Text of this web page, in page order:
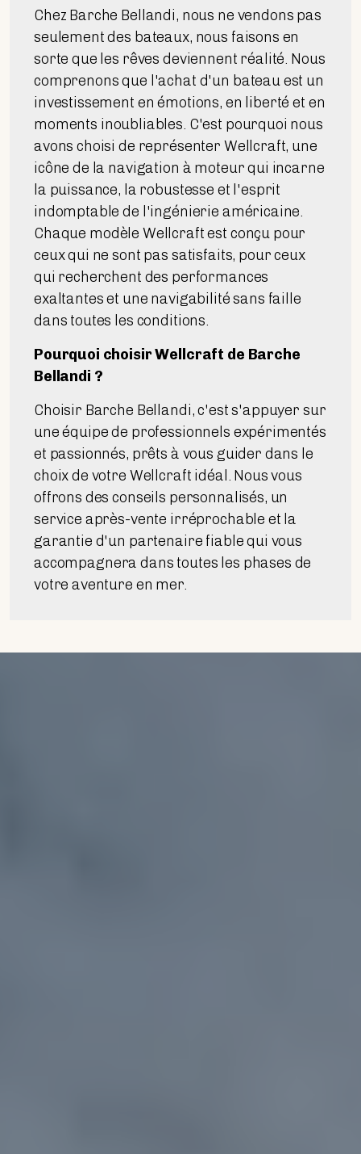
Chez Barche Bellandi, nous ne vendons pas
seulement des bateaux, nous faisons en
sorte que les rêves deviennent réalité. Nous
comprenons que l'achat d'un bateau est un
investissement en émotions, en liberté et en
moments inoubliables. C'est pourquoi nous
avons choisi de représenter Wellcraft, une
icône de la navigation à moteur qui incarne
la puissance, la robustesse et l'esprit
indomptable de l'ingénierie américaine.
Chaque modèle Wellcraft est conçu pour
ceux qui ne sont pas satisfaits, pour ceux
qui recherchent des performances
exaltantes et une navigabilité sans faille
dans toutes les conditions.
Pourquoi choisir Wellcraft de Barche
Bellandi ?
Choisir Barche Bellandi, c'est s'appuyer sur
une équipe de professionnels expérimentés
et passionnés, prêts à vous guider dans le
choix de votre Wellcraft idéal. Nous vous
offrons des conseils personnalisés, un
service après-vente irréprochable et la
garantie d'un partenaire fiable qui vous
accompagnera dans toutes les phases de
votre aventure en mer.